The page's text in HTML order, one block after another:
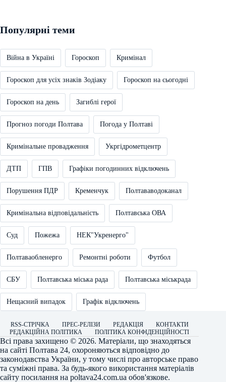
Популярні теми
Війна в Україні Гороскоп Кримінал
Гороскоп для усіх знаків Зодіаку Гороскоп на сьогодні
Гороскоп на день Загиблі герої
Прогноз погоди Полтава Погода у Полтаві
Кримінальне провадження Укргідрометцентр
ДТП ГПВ Графіки погодинних відключень
Порушення ПДР Кременчук Полтававодоканал
Кримінальна відповідальність Полтавська ОВА
Суд Пожежа НЕК"Укренерго"
Полтаваобленерго Ремонтні роботи Футбол
СБУ Полтавська міська рада Полтавська міськрада
Нещасний випадок Графік відключень
RSS-СТРІЧКА ПРЕС-РЕЛІЗИ РЕДАКЦІЯ
КОНТАКТИ
РЕДАКЦІЙНА ПОЛІТИКА
ПОЛІТИКА КОНФІДЕНЦІЙНОСТІ
Всі права захищено © 2026. Матеріали, що знаходяться
на сайті Полтава 24, охороняються відповідно до
законодавства України, у тому числі про авторське право
та суміжні права. За будь-якого використання матеріалів
сайту посилання на poltava24.com.ua обов'язкове.